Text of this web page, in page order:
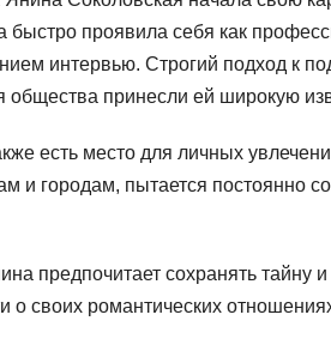
проявила себя как
интервью. Строгий подход к
общества принесли ей широкую
есть место для личных
и городам, пытается постоянно
предпочитает сохранять тайну
о своих романтических